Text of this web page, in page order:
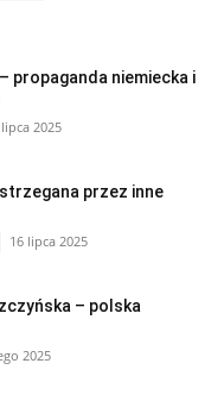
propaganda niemiecka i
2025
przez inne
16 lipca 2025
– polska
2025